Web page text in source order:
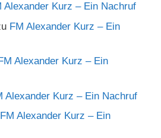
Alexander Kurz – Ein Nachruf
FM Alexander Kurz – Ein
Alexander Kurz – Ein
Alexander Kurz – Ein Nachruf
FM Alexander Kurz – Ein